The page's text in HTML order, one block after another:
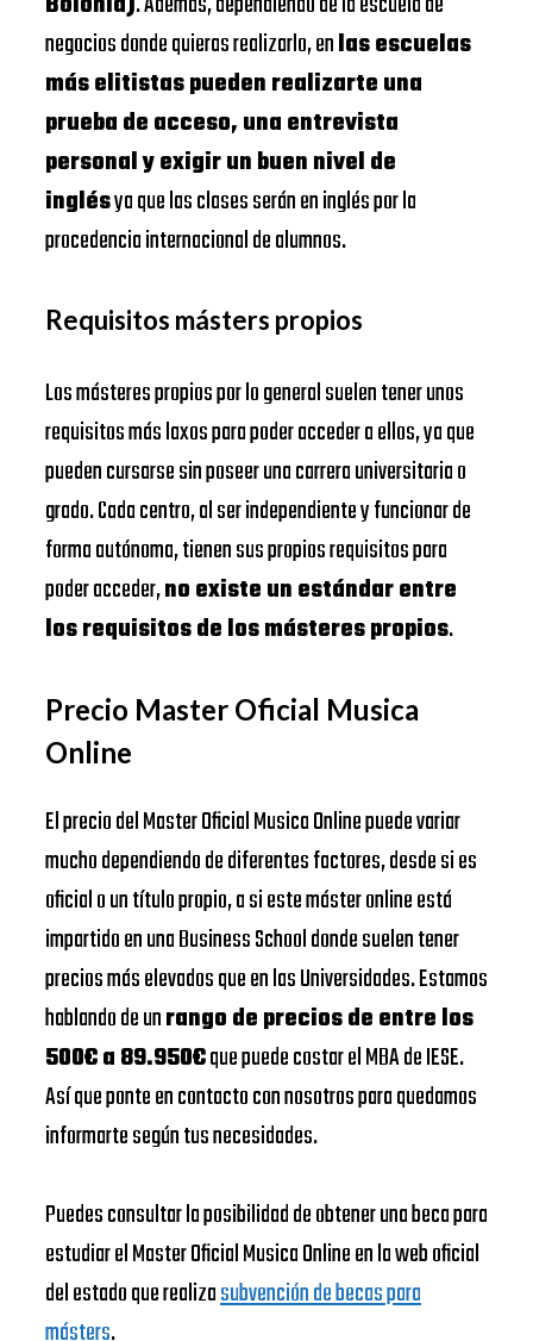
negocios donde quieras realizarlo, enlas escuelas
más elitistas pueden realizarte una
prueba de acceso, una entrevista
personal y exigir un buen nivel de
inglésya que las clases serán en inglés por la
procedencia internacional de alumnos.
Requisitos másters propios
Los másteres propios por lo general suelen tener unos
requisitos más laxos para poder acceder a ellos, ya que
pueden cursarse sin poseer una carrera universitaria o
grado. Cada centro, al ser independiente y funcionar de
forma autónoma, tienen sus propios requisitos para
poder acceder,no existe un estándar entre
los requisitos de los másteres propios.
Precio Master Oficial Musica
Online
El precio del Master Oficial Musica Online puede variar
mucho dependiendo de diferentes factores, desde si es
oficial o un título propio, a si este máster online está
impartido en una Business School donde suelen tener
precios más elevados que en las Universidades. Estamos
hablando de unrango de precios de entre los
500€ a 89.950€que puede costar el MBA de IESE.
Así que ponte en contacto con nosotros para quedamos
informarte según tus necesidades.
Puedes consultar la posibilidad de obtener una beca para
estudiar el Master Oficial Musica Online en la web oficial
del estado que realizasubvención de becas para
másters.